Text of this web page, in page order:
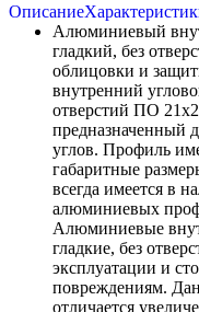
Описание
Алюминиевый
гладкий, без
облицовки и
внутренний
отверстий ПО
предназначенный
углов. Профиль
габаритные
всегда имеется в
алюминиевых
Алюминиевые
гладкие, без
эксплуатации и
повреждениям.
отличается